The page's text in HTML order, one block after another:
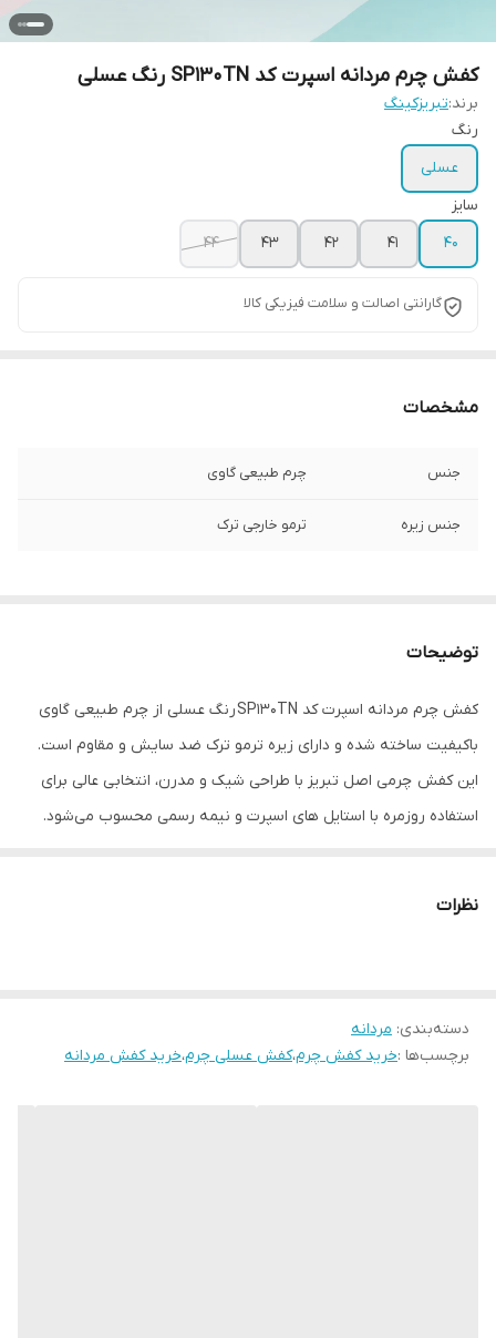
کفش چرم مردانه اسپرت کد SP130TN رنگ عسلی
برند:تبریزکینگ
رنگ
عسلی
سایز
40
41
42
43
44
گارانتی اصالت و سلامت فیزیکی کالا
مشخصات
جنس چرم طبیعی گاوی
جنس زیره ترمو خارجی ترک
توضیحات
کفش چرم مردانه اسپرت کد SP130TN رنگ عسلی از چرم طبیعی گاوی
باکیفیت ساخته شده و دارای زیره ترمو ترک ضد سایش و مقاوم است.
این کفش چرمی اصل تبریز با طراحی شیک و مدرن، انتخابی عالی برای
استفاده روزمره با استایل های اسپرت و نیمه رسمی محسوب می‌شود.
SP130TN
نظرات
دسته‌بندی: مردانه
برچسب‌ها :خرید کفش چرم،کفش عسلی چرم،خرید کفش مردانه